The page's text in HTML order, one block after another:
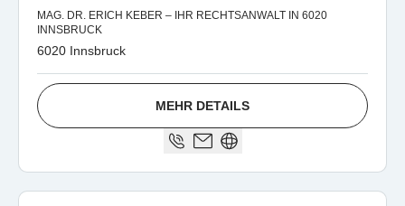
MAG. DR. ERICH KEBER – IHR RECHTSANWALT IN 6020
INNSBRUCK
6020 Innsbruck
MEHR DETAILS